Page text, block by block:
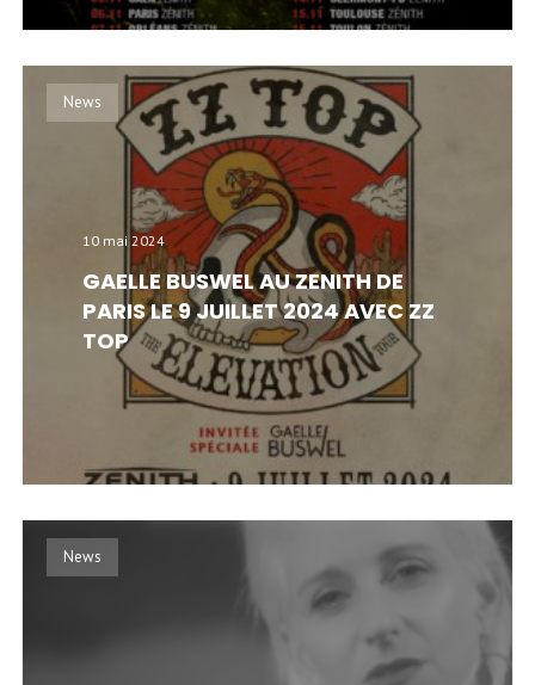
News
10 mai 2024
GAELLE BUSWEL AU ZENITH DE
PARIS LE 9 JUILLET 2024 AVEC ZZ
TOP
News